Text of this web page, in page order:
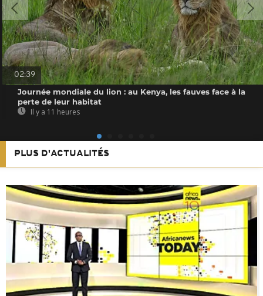
02:39
Journée mondiale du lion : au Kenya, les fauves face à la
perte de leur habitat
Il y a 11 heures
PLUS D'ACTUALITÉS